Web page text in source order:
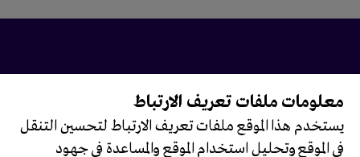
تابعونا على
معلومات ملفات تعريف الارتباط
يستخدم هذا الموقع ملفات تعريف الارتباط لتحسين التنقل
في الموقع وتحليل استخدام الموقع والمساعدة في جهود